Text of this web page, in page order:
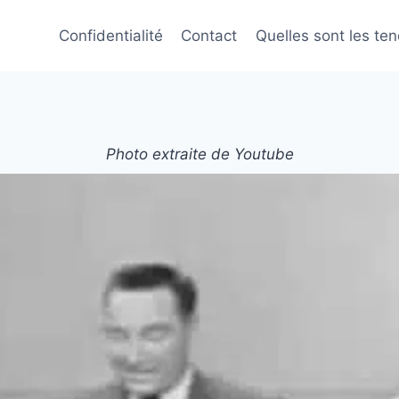
Confidentialité Contact Quelles sont les
Photo extraite de Youtube